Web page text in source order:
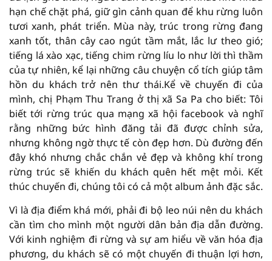
hạn chế chặt phá, giữ gìn cảnh quan để khu rừng luôn
tươi xanh, phát triển. Mùa này, trúc trong rừng đang
xanh tốt, thân cây cao ngút tầm mắt, lắc lư theo gió;
tiếng lá xào xạc, tiếng chim rừng líu lo như lời thì thầm
của tự nhiên, kể lại những câu chuyện cổ tích giúp tâm
hồn du khách trở nên thư thái.Kể về chuyến đi của
mình, chị Phạm Thu Trang ở thị xã Sa Pa cho biết: Tôi
biết tới rừng trúc qua mạng xã hội facebook và nghĩ
rằng những bức hình đăng tải đã được chỉnh sửa,
nhưng không ngờ thực tế còn đẹp hơn. Dù đường đến
đây khó nhưng chắc chắn vẻ đẹp và không khí trong
rừng trúc sẽ khiến du khách quên hết mệt mỏi. Kết
thúc chuyến đi, chúng tôi có cả một album ảnh đặc sắc.
Vì là địa điểm khá mới, phải đi bộ leo núi nên du khách
cần tìm cho mình một người dân bản địa dẫn đường.
Với kinh nghiệm đi rừng và sự am hiểu về văn hóa địa
phương, du khách sẽ có một chuyến đi thuận lợi hơn,